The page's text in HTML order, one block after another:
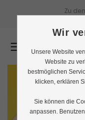
Zu
Wir
Unsere Website
Website zu
bestmöglichen
klicken, erklären
Sie können die
anpassen.